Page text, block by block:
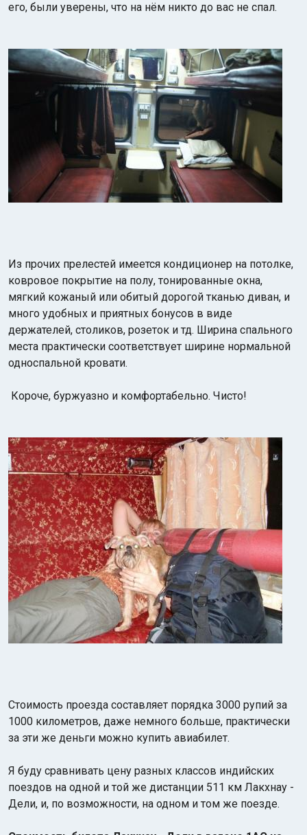
его, были уверены, что на нём никто до вас не спал.
Из прочих прелестей имеется кондиционер на потолке,
ковровое покрытие на полу, тонированные окна,
мягкий кожаный или обитый дорогой тканью диван, и
много удобных и приятных бонусов в виде
держателей, столиков, розеток и тд. Ширина спального
места практически соответствует ширине нормальной
односпальной кровати.
Короче, буржуазно и комфортабельно. Чисто!
Стоимость проезда составляет порядка 3000 рупий за
1000 километров, даже немного больше, практически
за эти же деньги можно купить авиабилет.
Я буду сравнивать цену разных классов индийских
поездов на одной и той же дистанции 511 км Лакхнау -
Дели, и, по возможности, на одном и том же поезде.